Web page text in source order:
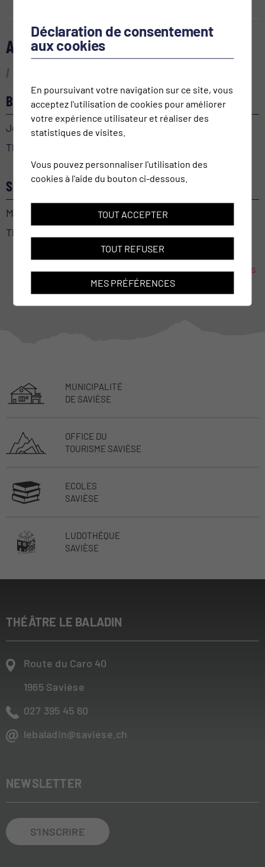
AGENDA
BEL-AMI
Jeudi 24 septembre 2026
Théâtre le Baladin
SECRET(S) MÉDICAL
Mercredi 30 septembre 2026
Théâtre le Baladin
Toutes les manifestations
MUNICIPALITÉ
DE SAVIÈSE
OFFICE DU
TOURISME SAVIÈSE
ECOLES
SAVIÈSE
LUDOTHÈQUE
SAVIÈSE
THÉÂTRE LE BALADIN
Route du Caro 40
1965 Savièse
027 395 45 60
lebaladin@saviese.ch
NEWSLETTER
S'INSCRIRE
Déclaration de consentement
aux cookies
En poursuivant votre navigation sur ce site, vous
acceptez l'utilisation de cookies pour améliorer
votre expérience utilisateur et réaliser des
statistiques de visites.
Vous pouvez personnaliser l'utilisation des
cookies à l'aide du bouton ci-dessous.
TOUT ACCEPTER
TOUT REFUSER
MES PRÉFÉRENCES